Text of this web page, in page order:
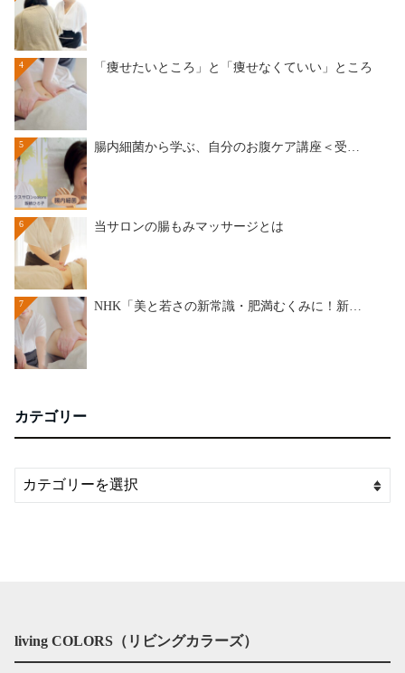
4 「痩せたいところ」と「痩せなくていい」ところ
5 腸内細菌から学ぶ、自分のお腹ケア講座＜受…
6 当サロンの腸もみマッサージとは
7 NHK「美と若さの新常識・肥満むくみに！新…
カテゴリー
living COLORS（リビングカラーズ）